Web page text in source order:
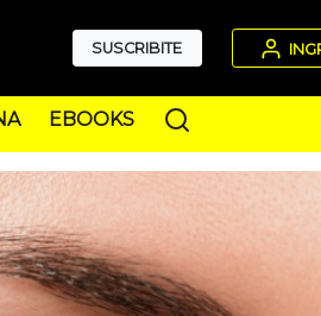
SUSCRIBITE
EBOOKS